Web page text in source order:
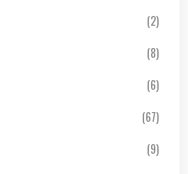
(2)
(8)
(6)
(67)
(9)